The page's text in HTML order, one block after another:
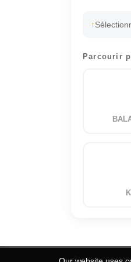
Parcourir
Politique de